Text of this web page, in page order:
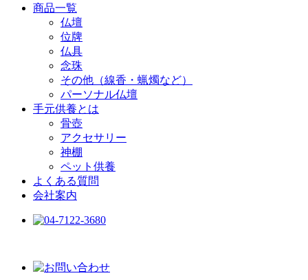
商品一覧
仏壇
位牌
仏具
念珠
その他（線香・蝋燭など）
パーソナル仏壇
手元供養とは
骨壺
アクセサリー
神棚
ペット供養
よくある質問
会社案内